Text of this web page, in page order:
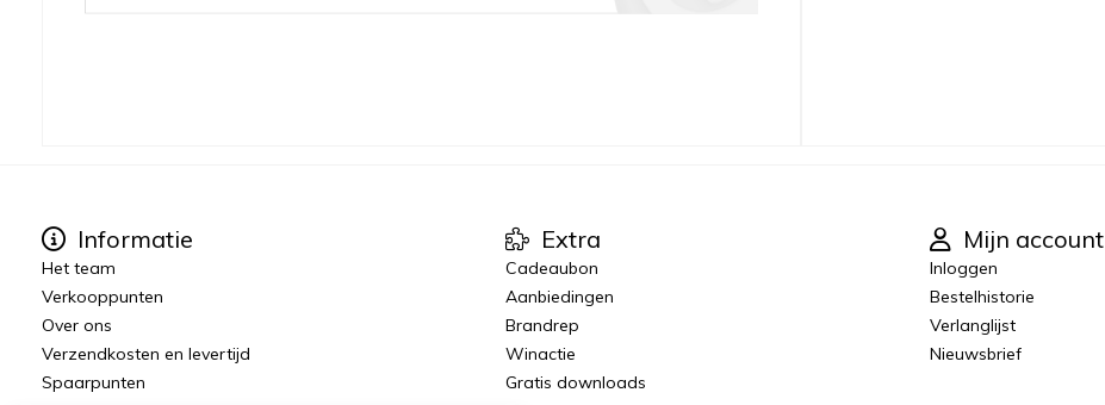
Informatie
Het team
Verkooppunten
Over ons
Verzendkosten en levertijd
Spaarpunten
Extra
Cadeaubon
Aanbiedingen
Brandrep
Winactie
Gratis downloads
Mijn account
Inloggen
Bestelhistorie
Verlanglijst
Nieuwsbrief